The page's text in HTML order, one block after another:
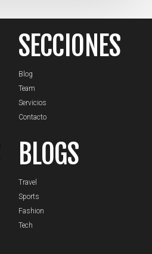
SECCIONES
Blog
Team
Servicios
Contacto
BLOGS
Travel
Sports
Fashion
Tech